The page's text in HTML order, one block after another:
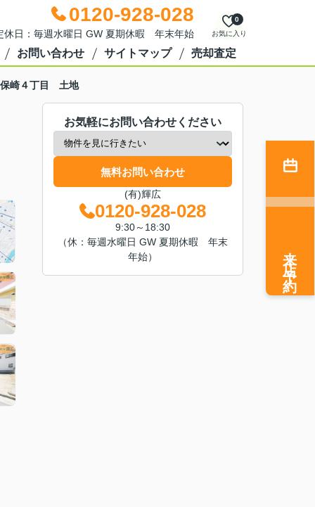
0120-928-028
日：毎週水曜日 GW 夏期休暇 年末年始 お気に入り
0
お問い合わせ サイトマップ 売却査定
崎４丁目 土地
お気軽にお問い合わせください
無料お問い合わせ
(有)輝広
0120-928-028
9:30～18:30
（休：毎週水曜日 GW 夏期休暇 年末
年始）
来店予約